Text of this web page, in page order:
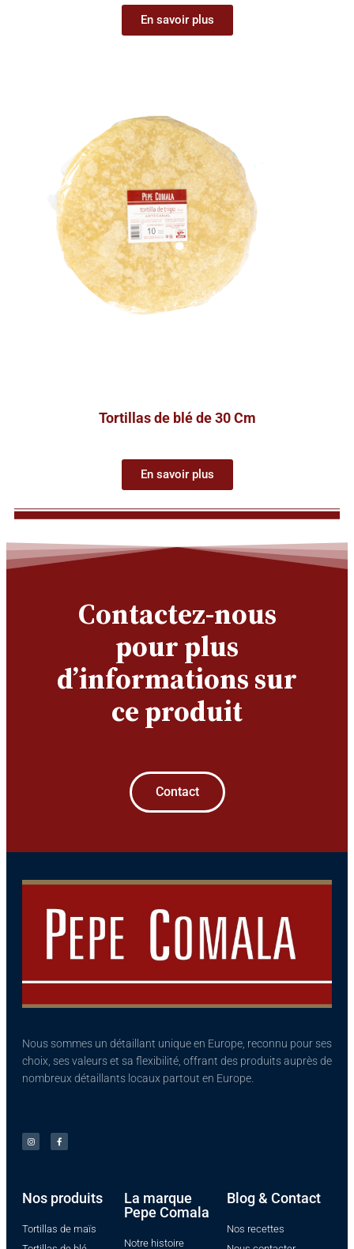
En savoir plus
Tortillas de blé de 30 Cm
En savoir plus
Contactez-nous
pour plus
d’informations sur
ce produit
Contact
Nous sommes un détaillant unique en Europe, reconnu pour ses
choix, ses valeurs et sa flexibilité, offrant des produits auprès de
nombreux détaillants locaux partout en Europe.
Nos produits​
Tortillas de maïs
La marque
Pepe Comala
Notre histoire
Blog & Contact
Nos recettes